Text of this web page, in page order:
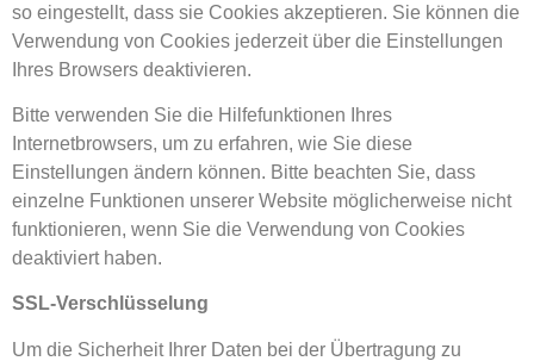
so eingestellt, dass sie Cookies akzeptieren. Sie können die
Verwendung von Cookies jederzeit über die Einstellungen
Ihres Browsers deaktivieren.
Bitte verwenden Sie die Hilfefunktionen Ihres
Internetbrowsers, um zu erfahren, wie Sie diese
Einstellungen ändern können. Bitte beachten Sie, dass
einzelne Funktionen unserer Website möglicherweise nicht
funktionieren, wenn Sie die Verwendung von Cookies
deaktiviert haben.
SSL-Verschlüsselung
Um die Sicherheit Ihrer Daten bei der Übertragung zu